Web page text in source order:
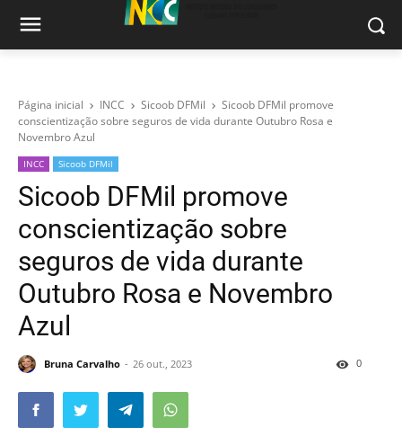
Página inicial INCC Sicoob DFMil
Sicoob DFMil promove
conscientização sobre seguros de vida durante Outubro Rosa e
Novembro Azul
INCC Sicoob DFMil
Sicoob DFMil promove
conscientização sobre
seguros de vida durante
Outubro Rosa e Novembro
Azul
Bruna Carvalho 26 out., 2023 0